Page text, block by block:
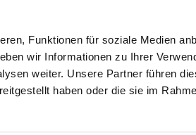
Funktionen für soziale Medien
wir Informationen zu Ihrer
weiter. Unsere Partner führen
haben oder die sie im